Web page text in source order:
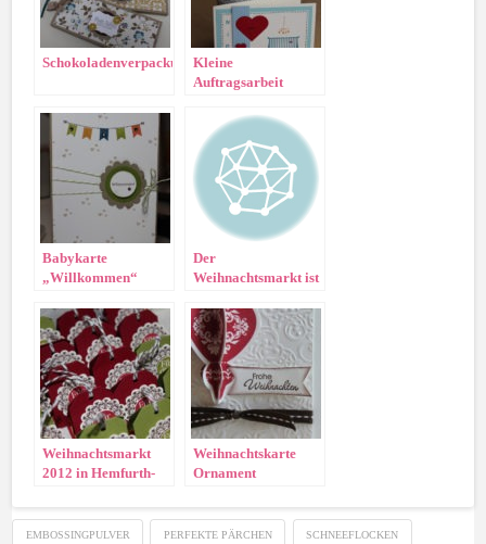
SchokoladenverpackungKleine
Auftragsarbeit
Babykarte
„Willkommen“
Der
Weihnachtsmarkt ist
Weihnachtsmarkt
2012 in Hemfurth-
Weihnachtskarte
Ornament
EMBOSSINGPULVER PERFEKTE PÄRCHEN SCHNEEFLOCKEN